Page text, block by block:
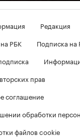
Редакция
РБК
Подписка на
прав
соглашение
обработки
файлов cookie